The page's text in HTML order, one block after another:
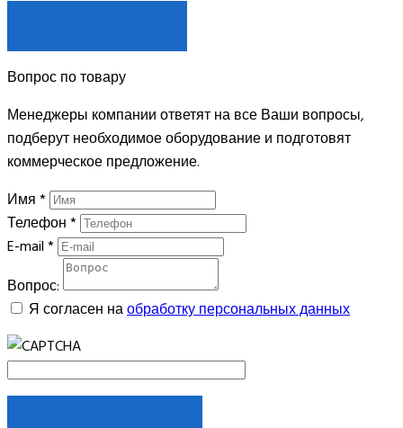
Вопрос по товару
Менеджеры компании ответят на все Ваши вопросы,
подберут необходимое оборудование и подготовят
коммерческое предложение.
Имя*
Телефон*
E-mail*
Вопрос:
Я согласен наобработку персональных данных